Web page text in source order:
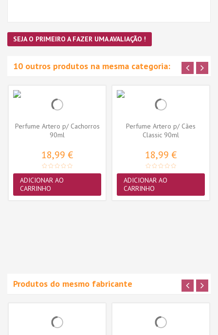
SEJA O PRIMEIRO A FAZER UMA AVALIAÇÃO !
10 outros produtos na mesma categoria:
Perfume Artero p/ Cachorros
90ml
18,99 €
ADICIONAR AO
CARRINHO
Perfume Artero p/ Cães
Classic 90ml
18,99 €
ADICIONAR AO
CARRINHO
Produtos do mesmo fabricante